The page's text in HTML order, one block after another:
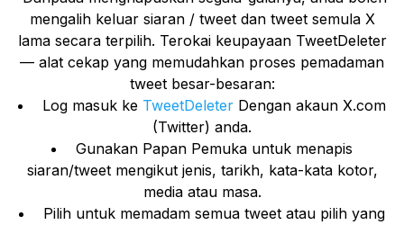
mengalih keluar siaran / tweet dan tweet semula X
lama secara terpilih. Terokai keupayaan TweetDeleter
— alat cekap yang memudahkan proses pemadaman
tweet besar-besaran:
Log masuk ke TweetDeleter Dengan akaun X.com
(Twitter) anda.
Gunakan Papan Pemuka untuk menapis
siaran/tweet mengikut jenis, tarikh, kata-kata kotor,
media atau masa.
Pilih untuk memadam semua tweet atau pilih yang